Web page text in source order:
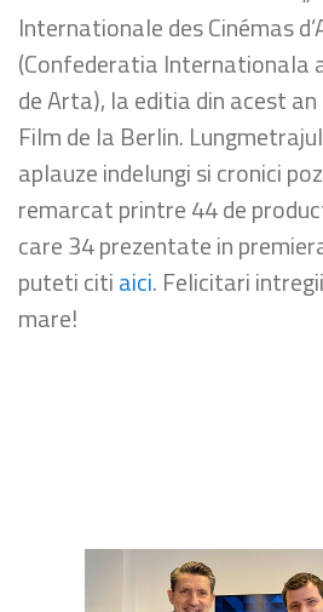
Internationale des Cinémas
(Confederatia Internationala
de Arta), la editia din acest
Film de la Berlin.
aplauze indelungi si cronici
remarcat printre 44 de
care 34 prezentate in
puteti citiaici. Felicitari
mare!